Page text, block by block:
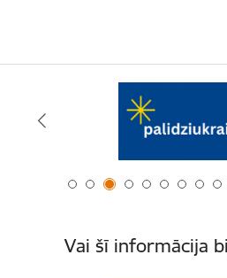
Vai šī informācija